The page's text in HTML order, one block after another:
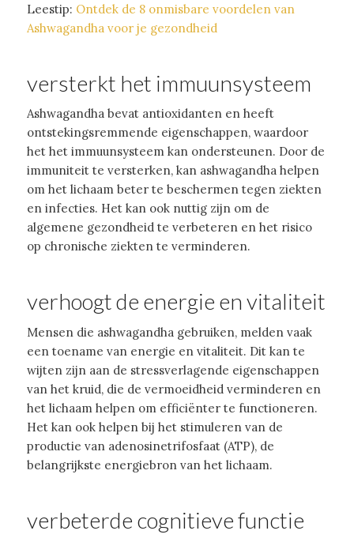
Leestip: Ontdek de 8 onmisbare voordelen van
Ashwagandha voor je gezondheid
versterkt het immuunsysteem
Ashwagandha bevat antioxidanten en heeft
ontstekingsremmende eigenschappen, waardoor
het het immuunsysteem kan ondersteunen. Door de
immuniteit te versterken, kan ashwagandha helpen
om het lichaam beter te beschermen tegen ziekten
en infecties. Het kan ook nuttig zijn om de
algemene gezondheid te verbeteren en het risico
op chronische ziekten te verminderen.
verhoogt de energie en vitaliteit
Mensen die ashwagandha gebruiken, melden vaak
een toename van energie en vitaliteit. Dit kan te
wijten zijn aan de stressverlagende eigenschappen
van het kruid, die de vermoeidheid verminderen en
het lichaam helpen om efficiënter te functioneren.
Het kan ook helpen bij het stimuleren van de
productie van adenosinetrifosfaat (ATP), de
belangrijkste energiebron van het lichaam.
verbeterde cognitieve functie